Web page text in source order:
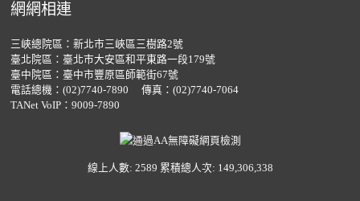
網網相連
三峽總院區：新北市三峽區三樹路2號
臺北院區：臺北市大安區和平東路一段179號
臺中院區：臺中市豐原區師範街67號
電話總機： (02)7740-7890
傳真：(02)7740-7064
TANet VoIP：9009-7890
線上人數: 2589 累積總人次: 149,306,338